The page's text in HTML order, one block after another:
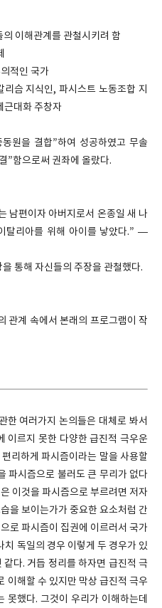
이해관계를 관철시키려 함
적인 국가
리슴 지식인, 파시스트 노동조합 지
근대화 주창자
원을 결합”하여 성공하였고 무솔
”함으로써 권좌에 올랐다.
남편이자 아버지로서 온종일 새 나
탈리아를 위해 아이를 낳았다.” —
통해 자신들의 주장을 관철했다.
관계 속에서 본래의 프로그램이 작
한 여러가지 논의들은 대체로 봐서
이르지 못한 다양한 급진적 극우운
리하게 파시즘이라는 말을 사용할
파시즘으로 불러도 큰 무리가 없다
이것을 파시즘으로 부르려면 저자
을 보이는가가 중요한 요소처럼 간
로 파시즘이 집권에 이르러서 국가
독일의 경우 이렇게 두 경우가 있
다. 거듭 정리를 하자면 급진적 극
이해할 수 있지만 막상 급진적 극우
못했다. 그것이 우리가 이해하는데